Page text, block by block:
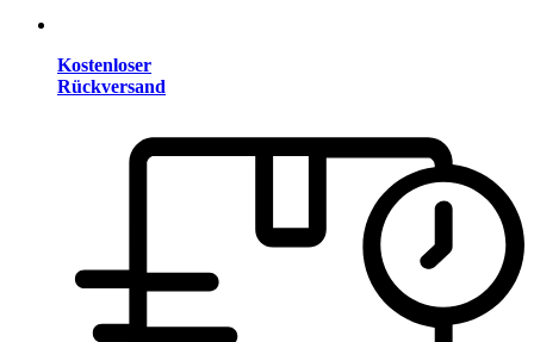
Kostenloser
Rückversand